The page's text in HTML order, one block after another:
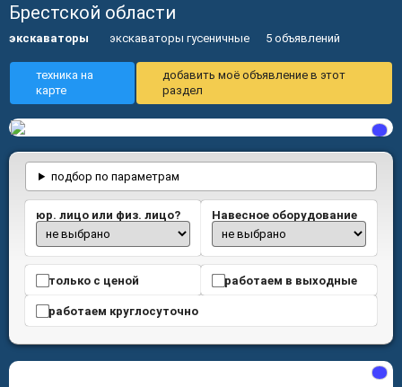
Брестской области
экскаваторы экскаваторы гусеничные 5 объявлений
техника на
карте
добавить моё объявление в этот
раздел
подбор по параметрам
юр. лицо или физ. лицо? Навесное оборудование
только с ценой работаем в выходные
работаем круглосуточно